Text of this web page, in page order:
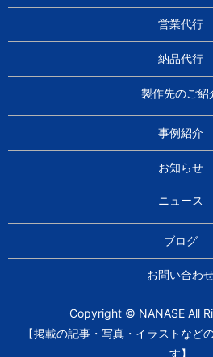
営業代行
納品代行
製作先のご紹
事例紹介
お知らせ
ニュース
ブログ
お問い合わ
Copyright © NANASE All
【掲載の記事・写真・イラストなど
す】